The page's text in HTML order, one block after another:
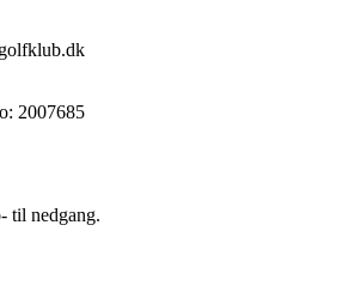
2007685
til nedgang.